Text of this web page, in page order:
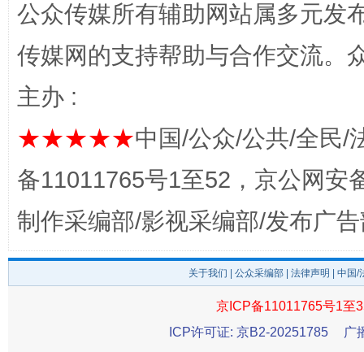
东山县通报“牛蛙产品抗生素超标问题”
一
公众传媒所有辅助网站属多元发
传媒网的支持帮助与合作交流。
主办 :
★★★★★中国/公众/公共/全民/
备11011765号1至52，京公网安
制作采编部/影视采编部/发布广
关于我们 公众采编部 法律声明 | 中国
京ICP备11011765号1至
ICP许可证: 京B2-20251785
广